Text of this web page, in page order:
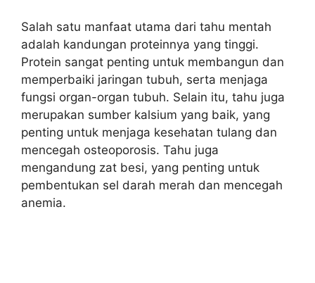
Salah satu manfaat utama dari tahu mentah
adalah kandungan proteinnya yang tinggi.
Protein sangat penting untuk membangun dan
memperbaiki jaringan tubuh, serta menjaga
fungsi organ-organ tubuh. Selain itu, tahu juga
merupakan sumber kalsium yang baik, yang
penting untuk menjaga kesehatan tulang dan
mencegah osteoporosis. Tahu juga
mengandung zat besi, yang penting untuk
pembentukan sel darah merah dan mencegah
anemia.